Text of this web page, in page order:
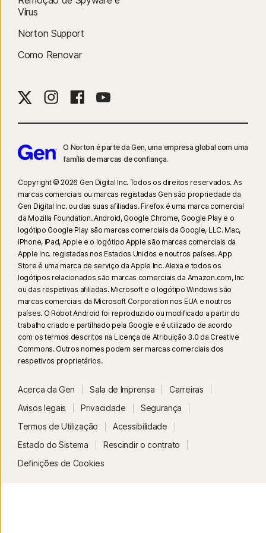
vídeos vistos no YouTube.com (mas não vídeos do YouTube incorporados
funciona com as aplicações do Youtube e do Hulu.
pela PassMark Software e encomendado pela Gen, novembro de 2023.
O modo de ecrã inteiro tem de estar em utilização para suprimir a
em inglês em plataformas de redes sociais/vídeos suportadas; utilize a
análise manual noutras plataformas. Requer o Windows 11 ou posterior e
um browser suportado. A deteção automática requer também um PC
com IA (CPU Qualcomm ou Intel com um mínimo de 8 núcleos, 16 GB de
RAM) ou um PC sem IA (CPU de qualquer marca com um mínimo de 8
núcleos, 16 GB de RAM). Em PCs sem IA com um mínimo de 4 núcleos, 8
GB de RAM, apenas está disponível a análise manual. Para ver todos os
detalhes, consulte
A Proteção Contra Deepfakes no Assistente IA do Norton Genie está
atualmente disponível em versão de acesso antecipado e apenas são
suportados vídeos do Youtube em inglês.
hiperligações patrocinadas nem filtra as hiperligações patrocinadas
disponível em todos os browsers.
O Controlo Parental só pode ser instalado e usado em dispositivos PC
disponíveis em todas as plataformas. Os pais podem monitorizar e gerir
Vírus
Norton Support
Como Renovar
O Norton é parte da Gen, uma empresa global com uma
família de marcas de confiança.​
Copyright © 2026 Gen Digital Inc. Todos os direitos reservados. As
marcas comerciais ou marcas registadas Gen são propriedade da
Gen Digital Inc. ou das suas afiliadas. Firefox é uma marca comercial
da Mozilla Foundation. Android, Google Chrome, Google Play e o
logótipo Google Play são marcas comerciais da Google, LLC. Mac,
iPhone, iPad, Apple e o logótipo Apple são marcas comerciais da
Apple Inc. registadas nos Estados Unidos e noutros países. App
Store é uma marca de serviço da Apple Inc. Alexa e todos os
logótipos relacionados são marcas comerciais da Amazon.com, Inc
ou das respetivas afiliadas. Microsoft e o logótipo Windows são
marcas comerciais da Microsoft Corporation nos EUA e noutros
países. O Robot Android foi reproduzido ou modificado a partir do
trabalho criado e partilhado pela Google e é utilizado de acordo
com os termos descritos na Licença de Atribuição 3.0 da Creative
Commons. Outros nomes podem ser marcas comerciais dos
respetivos proprietários.
Acerca da Gen Sala de Imprensa
Carreiras
Avisos legais
Privacidade
Segurança
Termos de Utilização
Acessibilidade
Estado do Sistema
Rescindir o contrato
Definições de Cookies